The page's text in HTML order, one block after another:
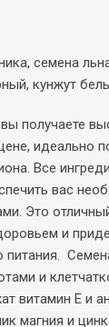
семена
кунжут
получаете
идеально
Все
вас
Это
и
питания.
и
витамин Е и
магния и